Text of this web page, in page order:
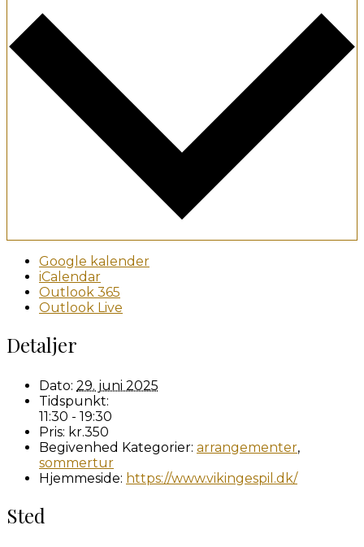
Google kalender
iCalendar
Outlook 365
Outlook Live
Detaljer
Dato: 29. juni 2025
Tidspunkt:
11:30 - 19:30
Pris: kr.350
Begivenhed Kategorier: arrangementer,
sommertur
Hjemmeside: https://www.vikingespil.dk/
Sted